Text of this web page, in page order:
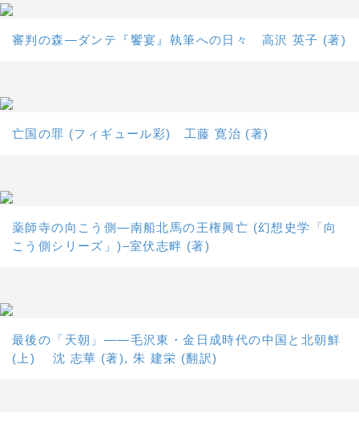
審判の森―ダンテ『饗宴』執筆への日々 高沢 英子 (著)
亡国の罪 (フィギュール彩) 工藤 寛治 (著)
薬師寺の向こう側―南船北馬の王権興亡 (幻想史学「向
こう側シリーズ」)–室伏志畔 (著)
最後の「天朝」――毛沢東・金日成時代の中国と北朝鮮
(上) 沈 志華 (著), 朱 建栄 (翻訳)